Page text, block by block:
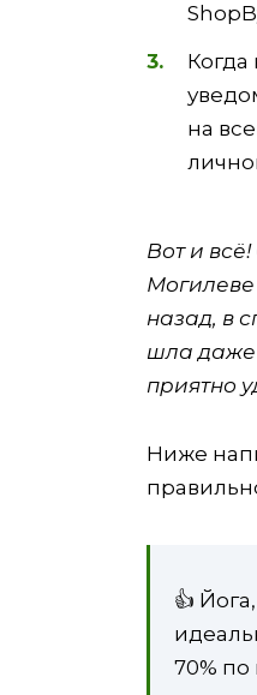
на
Вот и
Могилеве
назад, в
шла даже
приятно
Ниже
👍
70% по